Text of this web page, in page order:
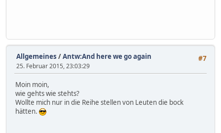
#7
Allgemeines /Antw:And here we go again
25. Februar 2015, 23:03:29
Moin moin,
wie gehts wie stehts?
Wollte mich nur in die Reihe stellen von Leuten die bock
hätten.